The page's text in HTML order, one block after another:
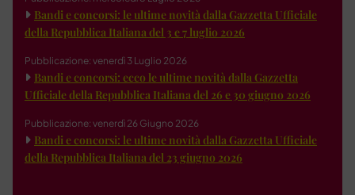
Bandi e concorsi: le ultime novità dalla Gazzetta Ufficiale
della Repubblica Italiana del 3 e 7 luglio 2026
Pubblicazione: venerdì 3 Luglio 2026
Bandi e concorsi: ecco le ultime novità dalla Gazzetta
Ufficiale della Repubblica Italiana del 26 e 30 giugno 2026
Pubblicazione: venerdì 26 Giugno 2026
Bandi e concorsi: le ultime novità dalla Gazzetta Ufficiale
della Repubblica Italiana del 23 giugno 2026